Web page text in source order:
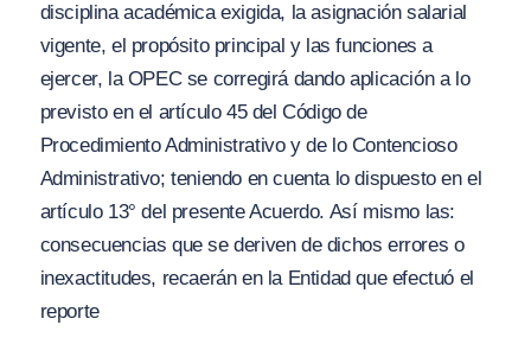
disciplina académica exigida, la asignación salarial
vigente, el propósito principal y las funciones a
ejercer, la OPEC se corregirá dando aplicación a lo
previsto en el artículo 45 del Código de
Procedimiento Administrativo y de lo Contencioso
Administrativo; teniendo en cuenta lo dispuesto en el
artículo 13° del presente Acuerdo. Así mismo las:
consecuencias que se deriven de dichos errores o
inexactitudes, recaerán en la Entidad que efectuó el
reporte